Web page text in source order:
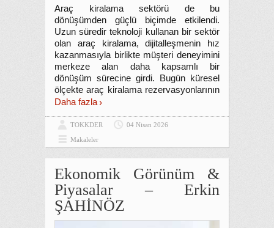
Araç kiralama sektörü de bu
dönüşümden güçlü biçimde etkilendi.
Uzun süredir teknoloji kullanan bir sektör
olan araç kiralama, dijitalleşmenin hız
kazanmasıyla birlikte müşteri deneyimini
merkeze alan daha kapsamlı bir
dönüşüm sürecine girdi. Bugün küresel
ölçekte araç kiralama rezervasyonlarının
Daha fazla
TOKKDER
04 Nisan 2026
Makaleler
Ekonomik Görünüm &
Piyasalar – Erkin
ŞAHİNÖZ